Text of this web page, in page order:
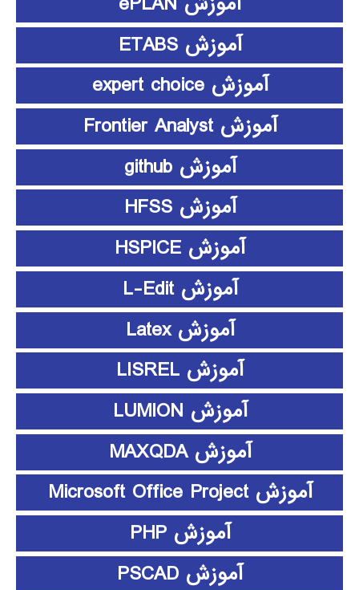
آموزش ETABS
آموزش expert choice
آموزش Frontier Analyst
آموزش github
آموزش HFSS
آموزش HSPICE
آموزش L-Edit
آموزش Latex
آموزش LISREL
آموزش LUMION
آموزش MAXQDA
آموزش Microsoft Office Project
آموزش PHP
آموزش PSCAD